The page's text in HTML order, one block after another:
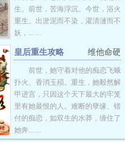
生。前世，苦海浮沉。今世，浴火
重生。出淤泥而不染，濯清漣而不
妖，... ...
维他命硬
皇后重生攻略
前世，她守着对他的痴恋飞蛾
扑火、香消玉殒。重生，她毅然解
甲进宫，只因这个天下最大的牢笼
里有她最恨的人。难断的孽缘、错
付的痴恋，如双生的水莽，缠住了
她奔... ...